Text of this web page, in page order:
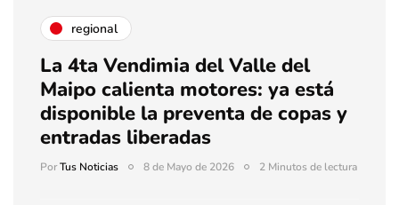
regional
La 4ta Vendimia del Valle del
Maipo calienta motores: ya está
disponible la preventa de copas y
entradas liberadas
PorTus Noticias 8 de Mayo de 2026 2 Minutos de lectura